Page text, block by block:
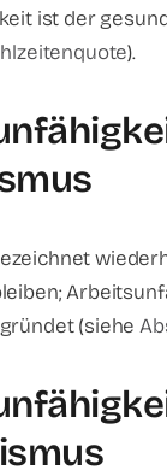
ist der
).
(siehe